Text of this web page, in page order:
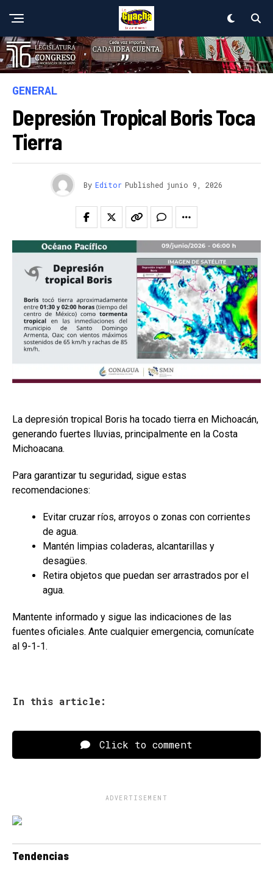
GENERAL
Depresión Tropical Boris Toca
Tierra
By Editor Published junio 9, 2026
La depresión tropical Boris ha tocado tierra en Michoacán,
generando fuertes lluvias, principalmente en la Costa
Michoacana.
Para garantizar tu seguridad, sigue estas
recomendaciones:
Evitar cruzar ríos, arroyos o zonas con corrientes
de agua.
Mantén limpias coladeras, alcantarillas y
desagües.
Retira objetos que puedan ser arrastrados por el
agua.
Mantente informado y sigue las indicaciones de las
fuentes oficiales. Ante cualquier emergencia, comunícate
al 9-1-1.
In this article:
Click to comment
ADVERTISEMENT
Tendencias